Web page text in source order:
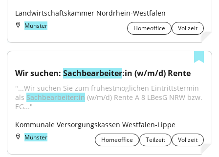
Landwirtschaftskammer Nordrhein-Westfalen
Münster Homeoffice Vollzeit
Wir suchen: Sachbearbeiter:in (w/m/d) Rente
"...Wir suchen Sie zum frühestmöglichen Eintrittstermin
als Sachbearbeiter:in (w/m/d) Rente A 8 LBesG NRW bzw.
EG..."
Kommunale Versorgungskassen Westfalen-Lippe
Münster Homeoffice Teilzeit Vollzeit